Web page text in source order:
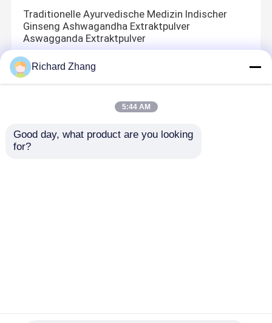
Traditionelle Ayurvedische Medizin Indischer
Ginseng Ashwagandha Extraktpulver
Aswagganda Extraktpulver
Natürlicher Silymarin-Extrakt 80%
Richard Zhang
5:44 AM
Good day, what product are you looking
for?